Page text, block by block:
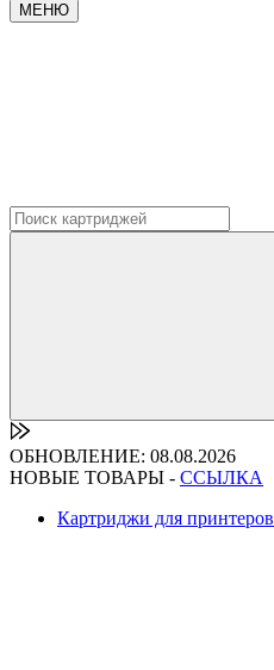
МЕНЮ
ОБНОВЛЕНИЕ: 08.08.2026
НОВЫЕ ТОВАРЫ - ССЫЛКА
Картриджи для принтеров